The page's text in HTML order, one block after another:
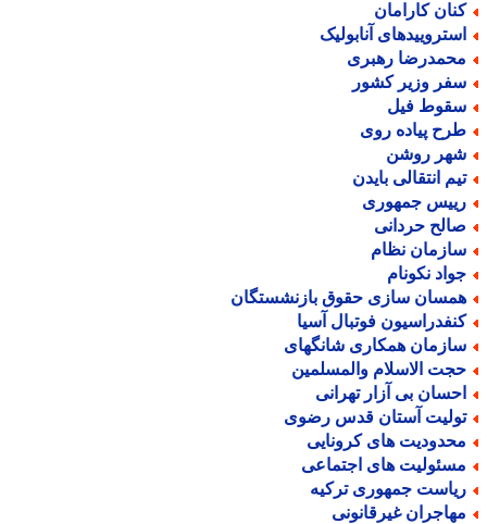
کارامان
آنابولیک
رهبری
وزیر کشور
فیل
پیاده روی
روشن
انتقالی بایدن
جمهوری
حردانی
نظام
نکونام
سازی حقوق بازنشستگان
فوتبال آسیا
همکاری شانگهای
الاسلام والمسلمین
بی آزار تهرانی
آستان قدس رضوی
های کرونایی
های اجتماعی
جمهوری ترکیه
غیرقانونی